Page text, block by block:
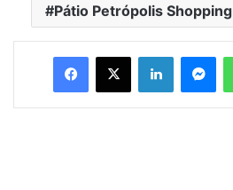
Pátio Petrópolis Shopping